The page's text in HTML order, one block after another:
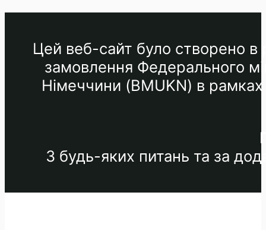
Цей веб-сайт було створено в
замовлення Федерального
Німеччини (BMUKN) в рамках
З будь-яких питань та за